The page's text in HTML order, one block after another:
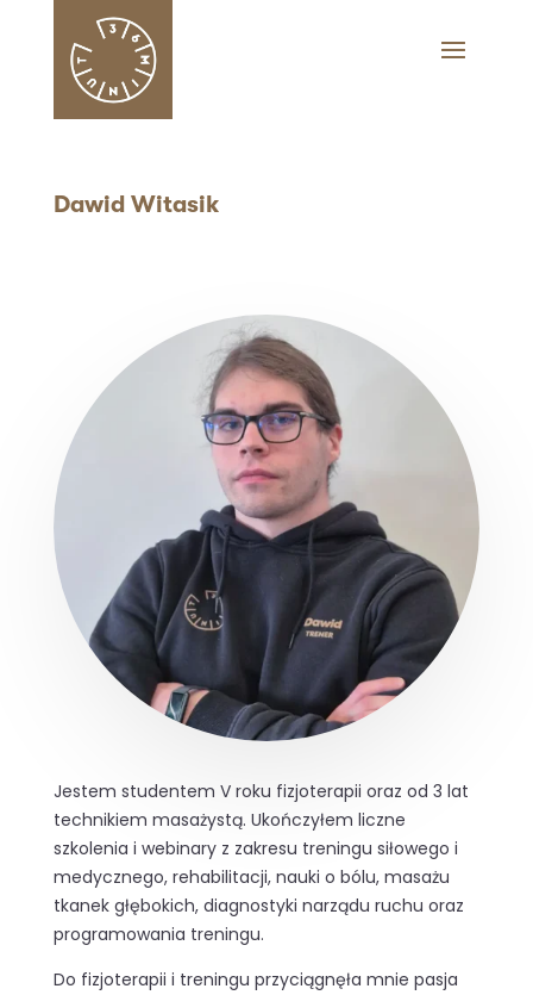
Dawid Witasik
Jestem studentem V roku fizjoterapii oraz od 3 lat
technikiem masażystą. Ukończyłem liczne
szkolenia i webinary z zakresu treningu siłowego i
medycznego, rehabilitacji, nauki o bólu, masażu
tkanek głębokich, diagnostyki narządu ruchu oraz
programowania treningu.
Do fizjoterapii i treningu przyciągnęła mnie pasja